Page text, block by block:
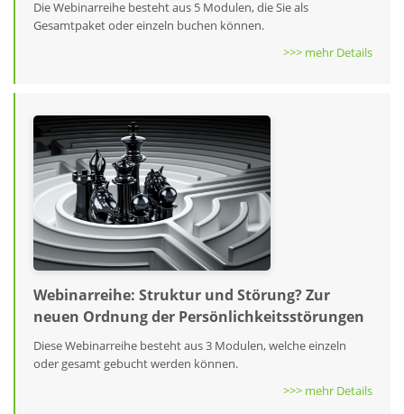
Die Webinarreihe besteht aus 5 Modulen, die Sie als
Gesamtpaket oder einzeln buchen können.
>>> mehr Details
Webinarreihe: Struktur und Störung? Zur
neuen Ordnung der Persönlichkeitsstörungen
Diese Webinarreihe besteht aus 3 Modulen, welche einzeln
oder gesamt gebucht werden können.
>>> mehr Details